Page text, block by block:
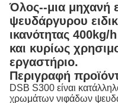
Όλος--μια μηχανή
ψευδάργυρου
ικανότητας 400kg/
και κυρίως
εργαστήριο.
Περιγραφή
DSB S300 είναι
χρωμάτων νιφάδων